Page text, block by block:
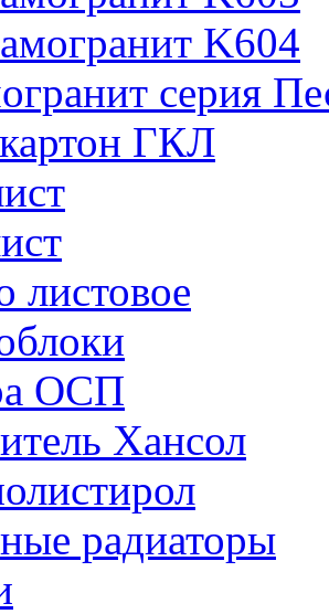
K604
серия
ГКЛ
листовое
ОСП
Хансол
радиаторы